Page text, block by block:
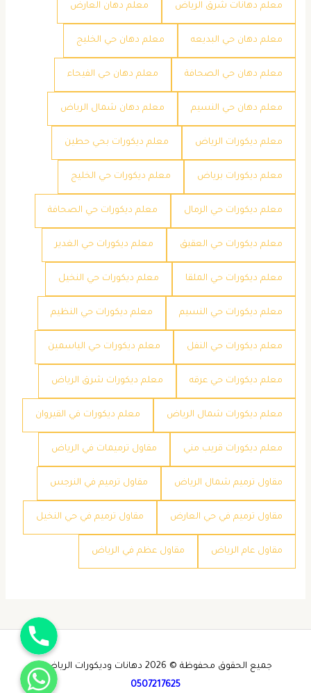
معلم دهانات شرق الرياض معلم دهان العارض
معلم دهان حي البديعه معلم دهان حي الخليج
معلم دهان حي الصحافة معلم دهان حي الفيحاء
معلم دهان حي النسيم معلم دهان شمال الرياض
معلم ديكورات الرياض معلم ديكورات بحي حطين
معلم ديكورات برياض معلم ديكورات حي الخليج
معلم ديكورات حي الرمال معلم ديكورات حي الصحافة
معلم ديكورات حي العقيق معلم ديكورات حي الغدير
معلم ديكورات حي الملقا معلم ديكورات حي النخيل
معلم ديكورات حي النسيم معلم ديكورات حي النظيم
معلم ديكورات حي النفل معلم ديكورات حي الياسمين
معلم ديكورات حي عرقه معلم ديكورات شرق الرياض
معلم ديكورات شمال الرياض معلم ديكورات في القيروان
معلم ديكورات قريب مني مقاول ترميمات في الرياض
مقاول ترميم شمال الرياض مقاول ترميم في النرجس
مقاول ترميم في حي العارض مقاول ترميم في حي النخيل
مقاول عام الرياض مقاول عظم في الرياض
جميع الحقوق محفوظة © 2026 دهانات وديكورات الرياض -
0507217625
جوال
واتساب